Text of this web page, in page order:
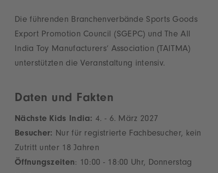
Die führenden Branchenverbände Sports Goods
Export Promotion Council (SGEPC) und The All
India Toy Manufacturers‘ Association (TAITMA)
unterstützten die Veranstaltung intensiv.
Daten und Fakten
Nächste Kids India: 4. - 6. März 2027
Besucher: Nur für registrierte Fachbesucher, kein
Zutritt unter 18 Jahren
Öffnungszeiten: 10:00 - 18:00 Uhr, Donnerstag